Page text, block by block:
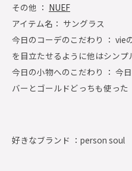
その他 ： NUEF
アイテム名： サングラス
今日のコーデのこだわり ： vie
を目立たせるように他はシンプ
今日の小物へのこだわり ： 今
バーとゴールドどっちも使った
好きなブランド ： person soul